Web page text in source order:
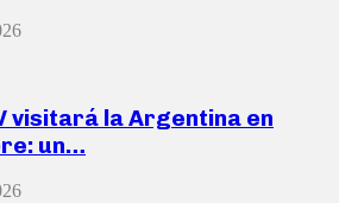
visitará la Argentina en
un…